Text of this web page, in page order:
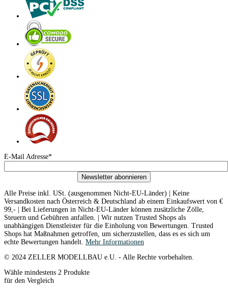
E-Mail Adresse*
Newsletter abonnieren
Alle Preise inkl. USt. (ausgenommen Nicht-EU-Länder) | Keine
Versandkosten nach Österreich & Deutschland ab einem Einkaufswert von €
99,- | Bei Lieferungen in Nicht-EU-Länder können zusätzliche Zölle,
Steuern und Gebühren anfallen. | Wir nutzen Trusted Shops als
unabhängigen Dienstleister für die Einholung von Bewertungen. Trusted
Shops hat Maßnahmen getroffen, um sicherzustellen, dass es es sich um
echte Bewertungen handelt. Mehr Informationen
© 2024 ZELLER MODELLBAU e.U. - Alle Rechte vorbehalten.
Wähle mindestens 2 Produkte
für den Vergleich